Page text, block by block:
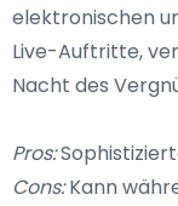
elektronischen
Live-Auftritte,
Nacht des
Pros:
Cons:Kann